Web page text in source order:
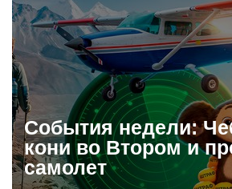
События недели:
кони во Втором и
самолет